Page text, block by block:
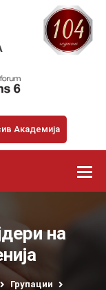
Академија
на
Групации